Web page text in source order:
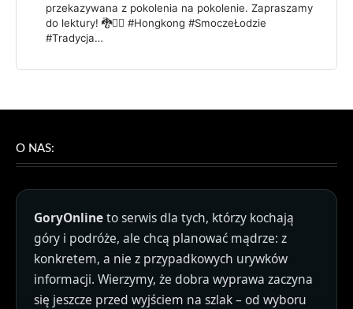
przekazywana z pokolenia na pokolenie. Zapraszamy
do lektury! 🐉🚣‍♂️ #Hongkong #SmoczeŁodzie
#Tradycja…
O NAS:
GoryOnlineto serwis dla tych, którzy kochają
góry i podróże, ale chcą planować mądrze: z
konkretem, a nie z przypadkowych urywków
informacji. Wierzymy, że dobra wyprawa zaczyna
się jeszcze przed wyjściem na szlak – od wyboru